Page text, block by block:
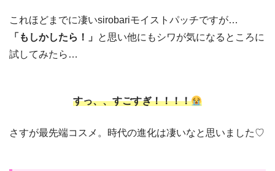
これほどまでに凄いsirobariモイストパッチですが…
「もしかしたら！」 と思い他にもシワが気になるところに
試してみたら…
すっ、、すごすぎ！！！！
さすが最先端コスメ。時代の進化は凄いなと思いました♡